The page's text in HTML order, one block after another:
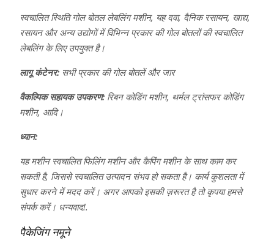
स्वचालित स्थिति गोल बोतल लेबलिंग मशीन, यह दवा, दैनिक रसायन, खाद्य,
रसायन और अन्य उद्योगों में विभिन्न प्रकार की गोल बोतलों की स्वचालित
लेबलिंग के लिए उपयुक्त है।
लागू कंटेनर:सभी प्रकार की गोल बोतलें और जार
वैकल्पिक सहायक उपकरण:रिबन कोडिंग मशीन, थर्मल ट्रांसफर कोडिंग
मशीन, आदि।
ध्यान:
यह मशीन स्वचालित फिलिंग मशीन और कैपिंग मशीन के साथ काम कर
सकती है, जिससे स्वचालित उत्पादन संभव हो सकता है। कार्य कुशलता में
सुधार करने में मदद करें। अगर आपको इसकी ज़रूरत है तो कृपया हमसे
संपर्क करें। धन्यवाद!.
पैकेजिंग नमूने